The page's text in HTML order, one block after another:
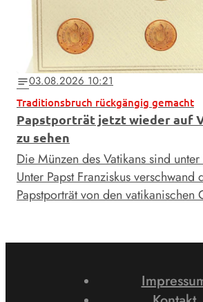
notes03.08.2026 10:21
Traditionsbruch rückgängig gemacht
Papstporträt jetzt wieder auf
zu sehen
Die Münzen des Vatikans sind
Unter Papst Franziskus verschwand
Papstporträt von den